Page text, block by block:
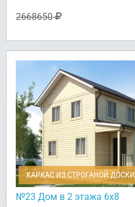
2668650
КАРКАС ИЗ СТРОГАНОЙ ДОСКИ
№23 Дом в 2 этажа 6х8